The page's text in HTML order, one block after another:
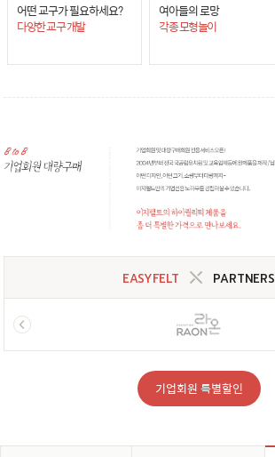
어떤 교구가 필요하세요?
다양한 교구 개발
여아들의 로망
각종 모형놀이
EASYFELT PARTNERS
기업회원 특별할인